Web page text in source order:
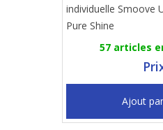
individuelle Smoove
Pure Shine
57 articles
Ajout